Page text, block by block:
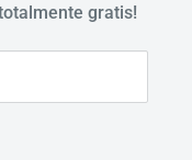
gratis!